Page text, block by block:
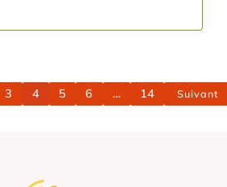
3 4 5 6 … 14 Suivant